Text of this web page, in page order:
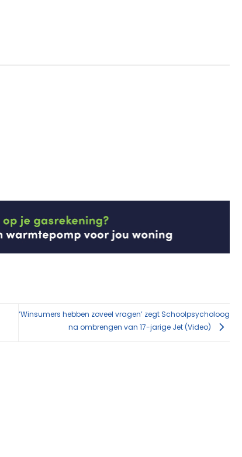
‘Winsumers hebben zoveel vragen’ zegt Schoolpsycholoog
na ombrengen van 17-jarige Jet (Video)